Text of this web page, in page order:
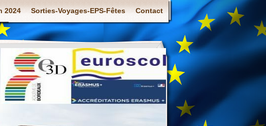
2024 Sorties-Voyages-EPS-Fêtes Contact